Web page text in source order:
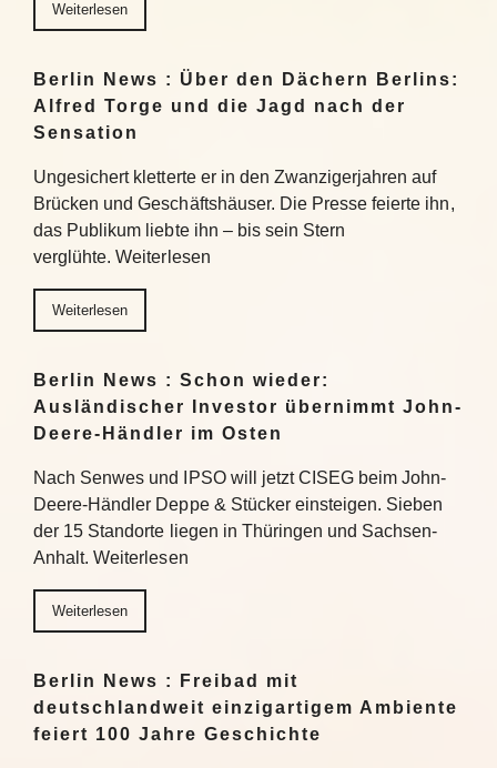
Weiterlesen
Berlin News : Über den Dächern Berlins:
Alfred Torge und die Jagd nach der
Sensation
Ungesichert kletterte er in den Zwanzigerjahren auf
Brücken und Geschäftshäuser. Die Presse feierte ihn,
das Publikum liebte ihn – bis sein Stern
verglühte. Weiterlesen
Weiterlesen
Berlin News : Schon wieder:
Ausländischer Investor übernimmt John-
Deere-Händler im Osten
Nach Senwes und IPSO will jetzt CISEG beim John-
Deere-Händler Deppe & Stücker einsteigen. Sieben
der 15 Standorte liegen in Thüringen und Sachsen-
Anhalt. Weiterlesen
Weiterlesen
Berlin News : Freibad mit
deutschlandweit einzigartigem Ambiente
feiert 100 Jahre Geschichte